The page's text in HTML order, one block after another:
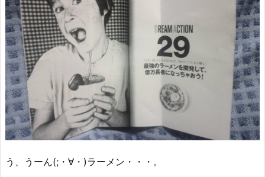
う、うーん(;・∀・)ラーメン・・・。